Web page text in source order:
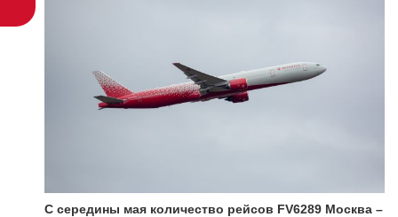
С середины мая количество рейсов FV6289 Москва –